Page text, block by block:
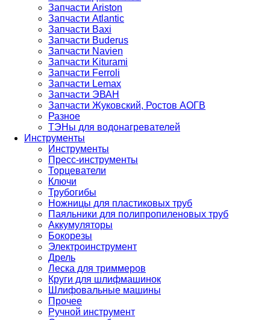
Запчасти Ariston
Запчасти Atlantic
Запчасти Baxi
Запчасти Buderus
Запчасти Navien
Запчасти Kiturami
Запчасти Ferroli
Запчасти Lemax
Запчасти ЭВАН
Запчасти Жуковский, Ростов АОГВ
Разное
ТЭНы для водонагревателей
Инструменты
Инструменты
Пресс-инструменты
Торцеватели
Ключи
Трубогибы
Ножницы для пластиковых труб
Паяльники для полипропиленовых труб
Аккумуляторы
Бокорезы
Электроинструмент
Дрель
Леска для триммеров
Круги для шлифмашинок
Шлифовальные машины
Прочее
Ручной инструмент